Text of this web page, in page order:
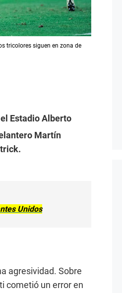
tricolores siguen en zona de
Estadio Alberto
Martín
Unidos
agresividad. Sobre
cometió un error en